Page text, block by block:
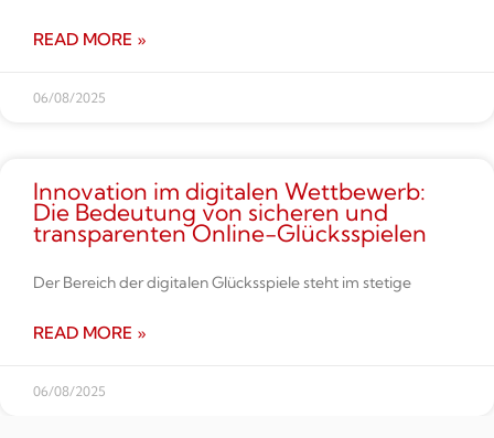
READ MORE »
06/08/2025
Innovation im digitalen Wettbe­werb:
Die Bedeutung von sicheren und
transparenten Online-Glücksspielen
Der Bereich der digitalen Glücksspiele steht im stetige
READ MORE »
06/08/2025